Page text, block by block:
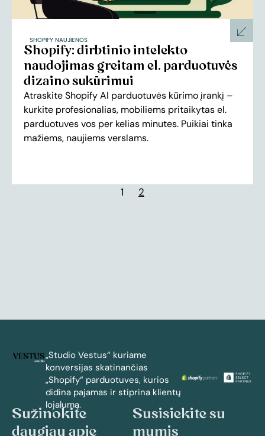
SHOPIFY NAUJIENOS
Shopify: dirbtinio intelekto
naudojimas greitam el. parduotuvės
dizaino sukūrimui
Atraskite Shopify AI parduotuvės kūrimo įrankį –
kurkite profesionalias, mobiliems pritaikytas el.
parduotuves vos per kelias minutes. Puikiai tinka
mažiems, naujiems verslams.
1 2
„Studio Vestus“ kuriame
konversijas skatinančias
„Shopify“ parduotuves, kurios
didina pajamas ir stiprina klientų
lojalumą.
Sužinokite
daugiau apie
Susisiekite su
mumis